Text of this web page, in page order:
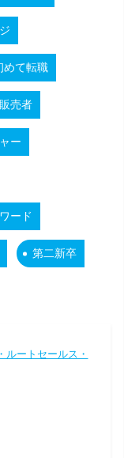
めて転職
売者
ー
ード
第二新卒
ルートセールス・